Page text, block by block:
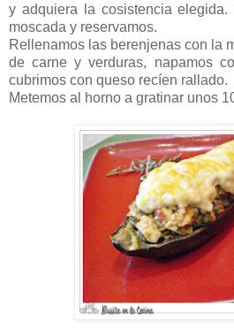
y adquiera la cosistencia elegida.
moscada y reservamos.
Rellenamos las berenjenas con la
de carne y verduras, napamos
cubrimos con queso recíen rallado.
Metemos al horno a gratinar unos